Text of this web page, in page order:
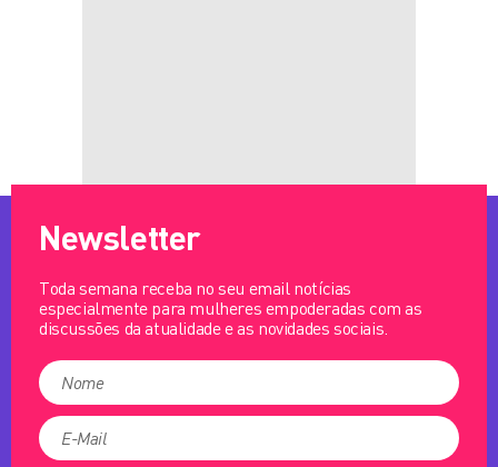
Newsletter
Toda semana receba no seu email notícias
especialmente para mulheres empoderadas com as
discussões da atualidade e as novidades sociais.